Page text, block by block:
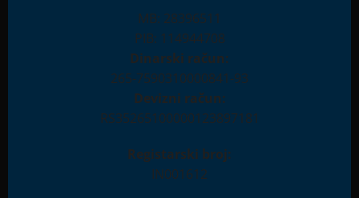
MB: 28396511
PIB: 114944708
Dinarski račun:
265-7590310000841-93
Devizni račun:
RS35265100000123897181
Registarski broj:
IN001612